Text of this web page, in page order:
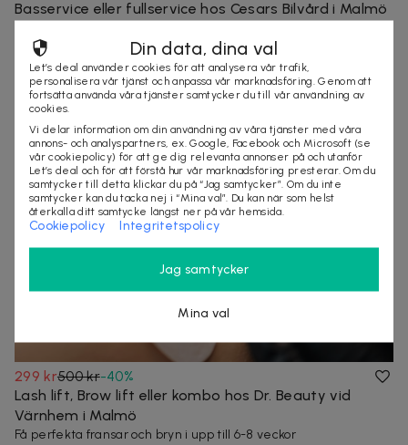
Basservice eller fullservice hos Cesars Bilvård i Malmö
Malmö 20+ köpta
malmö fordon service
299 kr500 kr-40%
Lash lift, Brow lift eller kombo hos Dr. Beauty vid
Värnhem i Malmö
Få perfekta fransar och bryn i upp till 6-8 veckor
Din data, dina val
Let’s deal använder cookies för att analysera vår trafik,
personalisera vår tjänst och anpassa vår marknadsföring. Genom att
fortsätta använda våra tjänster samtycker du till vår användning av
cookies.
Vi delar information om din användning av våra tjänster med våra
annons- och analyspartners, ex. Google, Facebook och Microsoft (se
vår cookiepolicy) för att ge dig relevanta annonser på och utanför
Let’s deal och för att förstå hur vår marknadsföring presterar. Om du
samtycker till detta klickar du på “Jag samtycker”. Om du inte
samtycker kan du tacka nej i “Mina val”. Du kan när som helst
återkalla ditt samtycke längst ner på vår hemsida.
Cookiepolicy Integritetspolicy
Jag samtycker
Mina val